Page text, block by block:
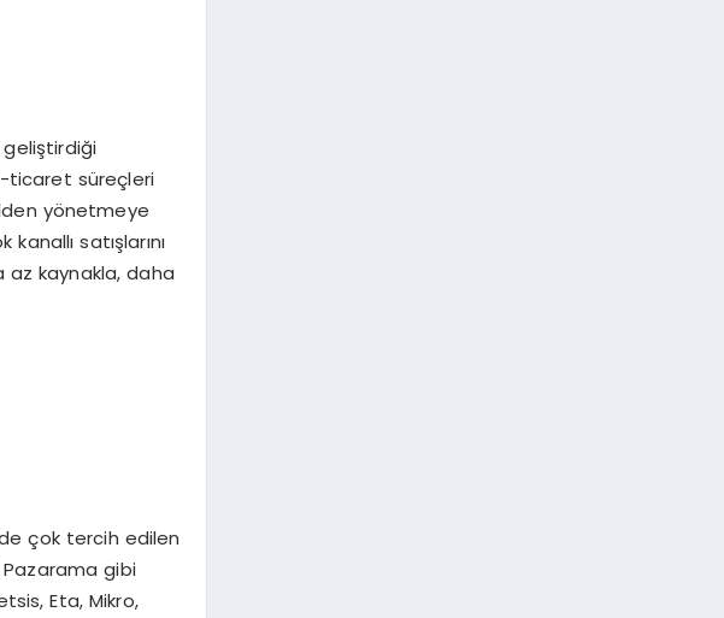
geliştirdiği
ticaret süreçleri
yönetmeye
satışlarını
az kaynakla, daha
çok tercih edilen
Pazarama gibi
Eta, Mikro,